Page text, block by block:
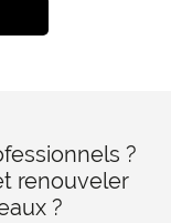
?
renouveler
?